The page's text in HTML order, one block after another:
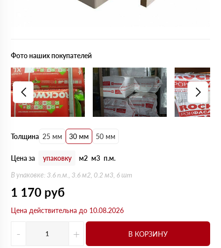
Толщина 25 мм 30 мм 50 мм
Цена за упаковку м2 м3 п.м.
В упаковке: 3.6 п.м., 3.6 м2, 0.2 м3, 6 шт
1 170 руб
Цена действительна до 10.08.2026
- + В КОРЗИНУ
Фото наших покупателей